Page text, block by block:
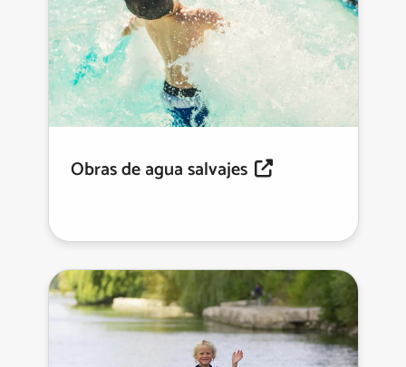
Obras de agua salvajes